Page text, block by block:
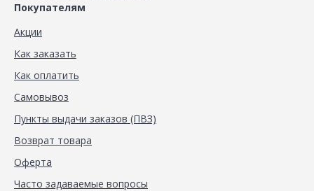
Покупателям
Акции
Как заказать
Как оплатить
Самовывоз
Пункты выдачи заказов (ПВЗ)
Возврат товара
Оферта
Часто задаваемые вопросы